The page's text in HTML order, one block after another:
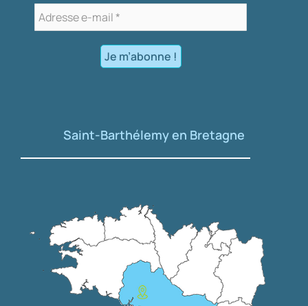
Saint-Barthélemy en Bretagne